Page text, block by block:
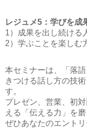
レジュメ5：学びを成
1）成果を出し続ける
2）学ぶことを楽しむ
本セミナーは、「落
きつける話し方の技
す。
プレゼン、営業、初
える「伝える力」を
ぜひあなたのエント